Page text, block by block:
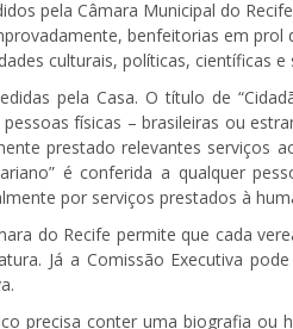
pela Câmara Municipal do
benfeitorias em prol
culturais, políticas, científicas e
pela Casa. O título de
físicas – brasileiras ou
prestado relevantes serviços
é conferida a qualquer
por serviços prestados à
do Recife permite que cada
Já a Comissão Executiva
precisa conter uma biografia ou